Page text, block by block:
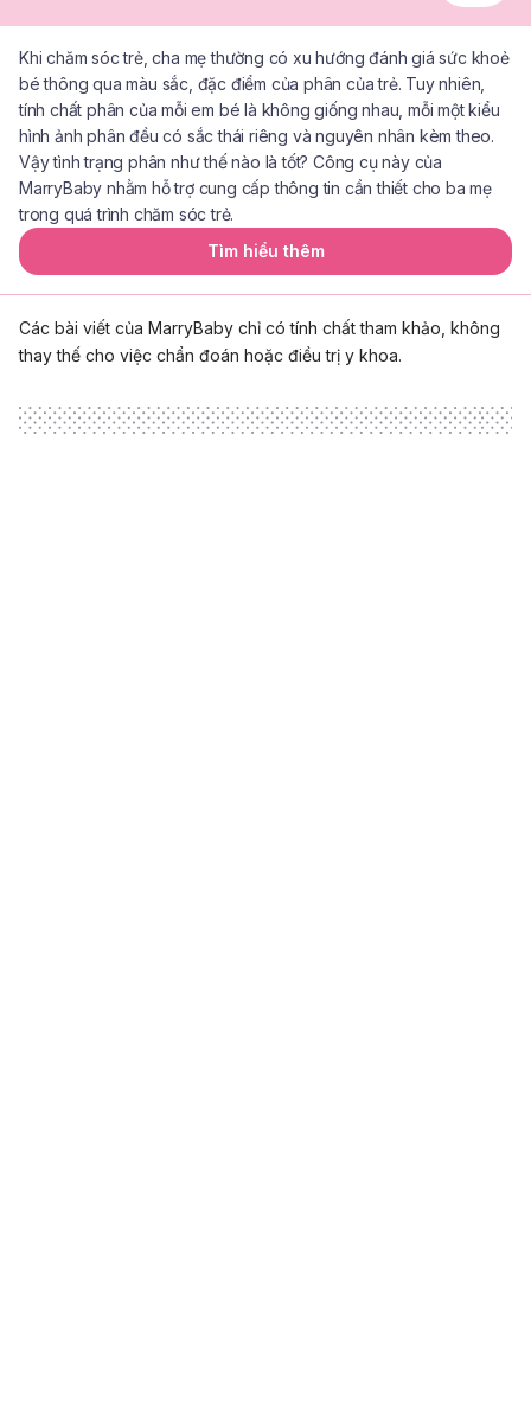
Khi chăm sóc trẻ, cha mẹ thường có xu hướng đánh giá sức khoẻ
bé thông qua màu sắc, đặc điểm của phân của trẻ. Tuy nhiên,
tính chất phân của mỗi em bé là không giống nhau, mỗi một kiểu
hình ảnh phân đều có sắc thái riêng và nguyên nhân kèm theo.
Vậy tình trạng phân như thế nào là tốt? Công cụ này của
MarryBaby nhằm hỗ trợ cung cấp thông tin cần thiết cho ba mẹ
trong quá trình chăm sóc trẻ.
Tìm hiểu thêm
Các bài viết của MarryBaby chỉ có tính chất tham khảo, không
thay thế cho việc chẩn đoán hoặc điều trị y khoa.